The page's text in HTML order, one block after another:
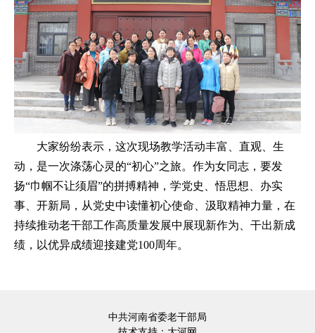
大家纷纷表示，这次现场教学活动丰富、直观、生
动，是一次涤荡心灵的“初心”之旅。作为女同志，要发
扬“巾帼不让须眉”的拼搏精神，学党史、悟思想、办实
事、开新局，从党史中读懂初心使命、汲取精神力量，在
持续推动老干部工作高质量发展中展现新作为、干出新成
绩，以优异成绩迎接建党100周年。
中共河南省委老干部局